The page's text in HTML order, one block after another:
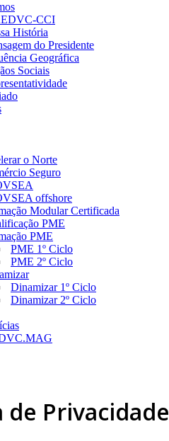
CCI
História
do Presidente
Geográfica
Sociais
o Norte
Seguro
offshore
Modular Certificada
PME
PME
PME 1º Ciclo
PME 2º Ciclo
Dinamizar 1º Ciclo
Dinamizar 2º Ciclo
de Privacidade